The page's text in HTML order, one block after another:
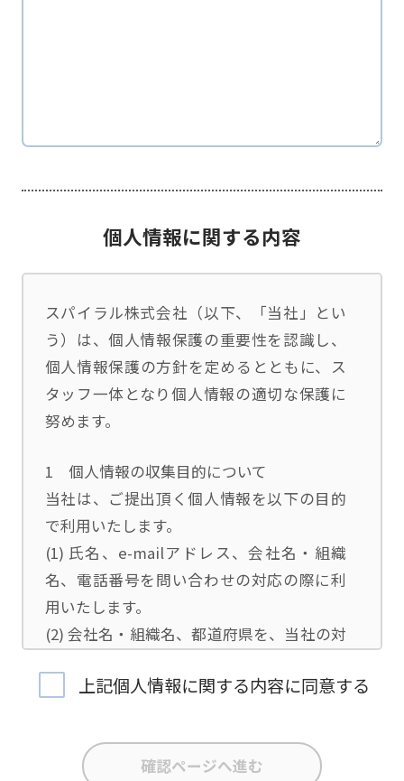
個人情報に関する内容
スパイラル株式会社（以下、「当社」とい
う）は、個人情報保護の重要性を認識し、
個人情報保護の方針を定めるとともに、ス
タッフ一体となり個人情報の適切な保護に
努めます。
1 個人情報の収集目的について
当社は、ご提出頂く個人情報を以下の目的
で利用いたします。
(1) 氏名、e-mailアドレス、会社名・組織
名、電話番号を問い合わせの対応の際に利
用いたします。
(2) 会社名・組織名、都道府県を、当社の対
(3) お問合せ内容について集計分析を行い、
業活動の参考にいたします。
(4) 氏名、e-mailアドレス、会社名・組織
上記個人情報に関する内容に同意する